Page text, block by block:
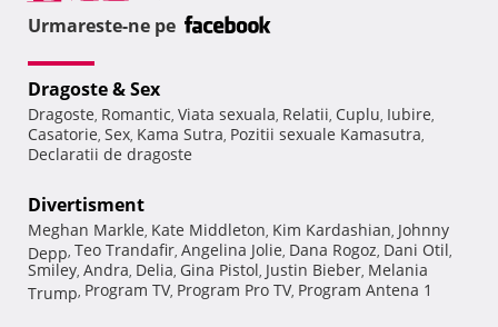
Urmareste-ne pe
Dragoste & Sex
Dragoste, Romantic, Viata sexuala, Relatii, Cuplu, Iubire,
Casatorie, Sex, Kama Sutra, Pozitii sexuale Kamasutra,
Declaratii de dragoste
Divertisment
Meghan Markle, Kate Middleton, Kim Kardashian, Johnny
Depp, Teo Trandafir, Angelina Jolie, Dana Rogoz, Dani Otil,
Smiley, Andra, Delia, Gina Pistol, Justin Bieber, Melania
Trump, Program TV, Program Pro TV, Program Antena 1